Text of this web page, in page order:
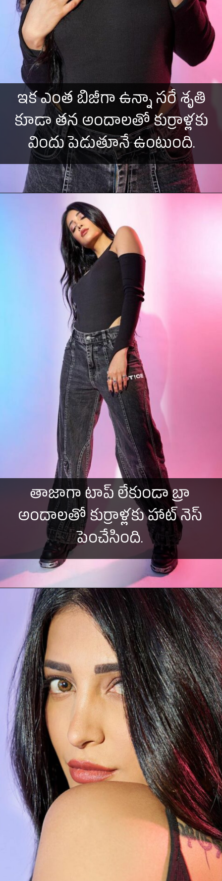
ఇక ఎంత బిజీగా ఉన్నా సరే శృతి
కూడా తన అందాలతో కుర్రాళ్లకు
విందు పెడుతూనే ఉంటుంది.
తాజాగా టాప్ లేకుండా బ్రా
అందాలతో కుర్రాళ్లకు హాట్ నెస్
పెంచేసింది.